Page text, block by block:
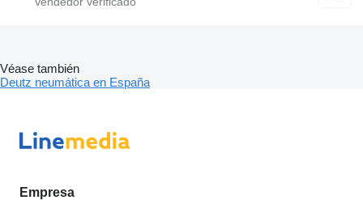
Véase también
Deutz neumática en España
Empresa